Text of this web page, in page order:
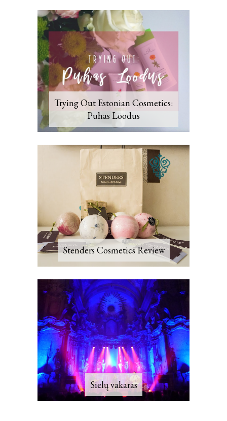
Trying Out Estonian Cosmetics:
Puhas Loodus
Stenders Cosmetics Review
Sielų vakaras